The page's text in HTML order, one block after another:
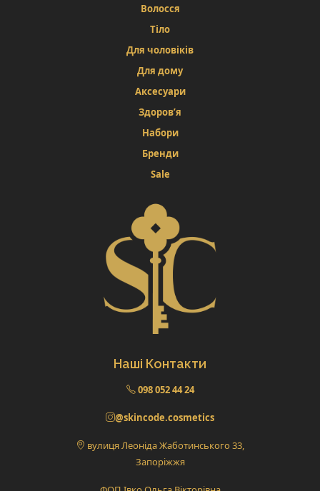
Волосся
Тіло
Для чоловіків
Для дому
Аксесуари
Здоров’я
Набори
Бренди
Sale
Наші Контакти
098 052 44 24
@skincode.cosmetics
вулиця Леоніда Жаботинського 33,
Запоріжжя